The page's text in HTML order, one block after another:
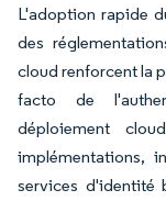
L'adoption rapide
des
cloud renforcent la
facto de
déploiement
implémentations,
services d'identité